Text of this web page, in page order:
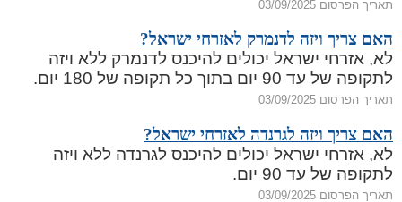
תאריך הפרסום 03/09/2025
האם צריך ויזה לדנמרק לאזרחי ישראל?
לא, אזרחי ישראל יכולים להיכנס לדנמרק ללא ויזה
לתקופה של עד 90 יום בתוך כל תקופה של 180 יום.
תאריך הפרסום 03/09/2025
האם צריך ויזה לגרנדה לאזרחי ישראל?
לא, אזרחי ישראל יכולים להיכנס לגרנדה ללא ויזה
לתקופה של עד 90 יום.
תאריך הפרסום 03/09/2025